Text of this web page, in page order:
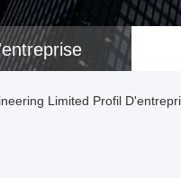
Limited Profil